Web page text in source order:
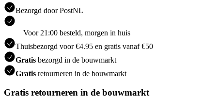
Bezorgd door PostNL
Voor 21:00 besteld, morgen in huis
Thuisbezorgd voor €4.95 en gratis vanaf €50
Gratis bezorgd in de bouwmarkt
Gratis retourneren in de bouwmarkt
Gratis retourneren in de bouwmarkt